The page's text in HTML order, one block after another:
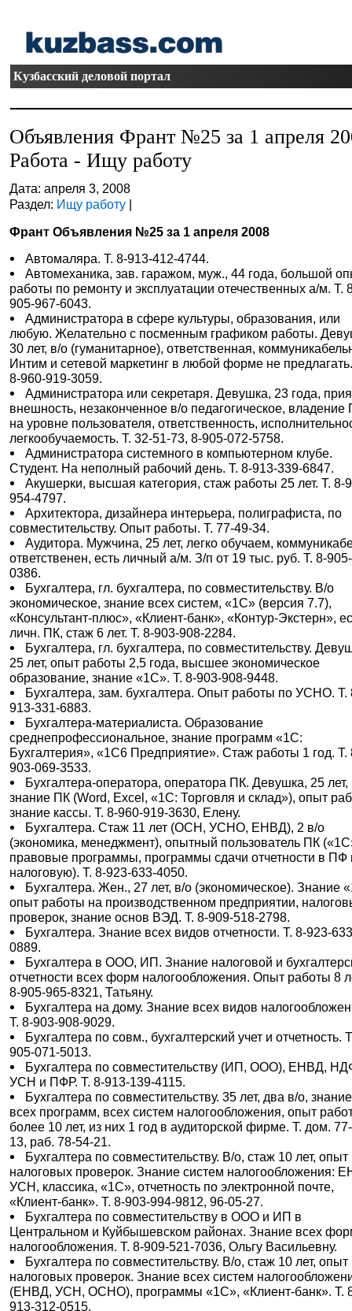
Кузбасский деловой портал
Объявления Франт №25 за 1 апреля
Работа - Ищу работу
Дата: апреля 3, 2008
Раздел: Ищу работу |
Франт Объявления №25 за 1 апреля 2008
Автомаляра. Т. 8-913-412-4744.
Автомеханика, зав. гаражом, муж., 44 года, большой
работы по ремонту и эксплуатации отечественных а/м. Т.
905-967-6043.
Администратора в сфере культуры, образования, или
любую. Желательно с посменным графиком работы.
30 лет, в/о (гуманитарное), ответственная,
Интим и сетевой маркетинг в любой форме не
8-960-919-3059.
Администратора или секретаря. Девушка, 23 года,
внешность, незаконченное в/о педагогическое, владение
на уровне пользователя, ответственность,
легкообучаемость. Т. 32-51-73, 8-905-072-5758.
Администратора системного в компьютерном клубе.
Студент. На неполный рабочий день. Т. 8-913-339-6847.
Акушерки, высшая категория, стаж работы 25 лет. Т. 8-
954-4797.
Архитектора, дизайнера интерьера, полиграфиста, по
совместительству. Опыт работы. Т. 77-49-34.
Аудитора. Мужчина, 25 лет, легко обучаем,
ответственен, есть личный а/м. З/п от 19 тыс. руб. Т. 8-
0386.
Бухгалтера, гл. бухгалтера, по совместительству. В/о
экономическое, знание всех систем, «1С» (версия 7.7),
«Консультант-плюс», «Клиент-банк», «Контур-Экстерн»,
личн. ПК, стаж 6 лет. Т. 8-903-908-2284.
Бухгалтера, гл. бухгалтера, по совместительству.
25 лет, опыт работы 2,5 года, высшее экономическое
образование, знание «1С». Т. 8-903-908-9448.
Бухгалтера, зам. бухгалтера. Опыт работы по УСНО. Т.
913-331-6883.
Бухгалтера-материалиста. Образование
среднепрофессиональное, знание программ «1С:
Бухгалтерия», «1С6 Предприятие». Стаж работы 1 год. Т.
903-069-3533.
Бухгалтера-оператора, оператора ПК. Девушка, 25 лет,
знание ПК (Word, Excel, «1С: Торговля и склад»), опыт
знание кассы. Т. 8-960-919-3630, Елену.
Бухгалтера. Стаж 11 лет (ОСН, УСНО, ЕНВД), 2 в/о
(экономика, менеджмент), опытный пользователь ПК
правовые программы, программы сдачи отчетности в ПФ
налоговую). Т. 8-923-633-4050.
Бухгалтера. Жен., 27 лет, в/о (экономическое). Знание
опыт работы на производственном предприятии,
проверок, знание основ ВЭД. Т. 8-909-518-2798.
Бухгалтера. Знание всех видов отчетности. Т. 8-923-
0889.
Бухгалтера в ООО, ИП. Знание налоговой и
отчетности всех форм налогообложения. Опыт работы 8
8-905-965-8321, Татьяну.
Бухгалтера на дому. Знание всех видов
Т. 8-903-908-9029.
Бухгалтера по совм., бухгалтерский учет и отчетность.
905-071-5013.
Бухгалтера по совместительству (ИП, ООО), ЕНВД,
УСН и ПФР. Т. 8-913-139-4115.
Бухгалтера по совместительству. 35 лет, два в/о, знание
всех программ, всех систем налогообложения, опыт
более 10 лет, из них 1 год в аудиторской фирме. Т. дом.
13, раб. 78-54-21.
Бухгалтера по совместительству. В/о, стаж 10 лет, опыт
налоговых проверок. Знание систем налогообложения:
УСН, классика, «1С», отчетность по электронной почте,
«Клиент-банк». Т. 8-903-994-9812, 96-05-27.
Бухгалтера по совместительству в ООО и ИП в
Центральном и Куйбышевском районах. Знание всех
налогообложения. Т. 8-909-521-7036, Ольгу Васильевну.
Бухгалтера по совместительству. В/о, стаж 10 лет, опыт
налоговых проверок. Знание всех систем
(ЕНВД, УСН, ОСНО), программы «1С», «Клиент-банк». Т.
913-312-0515.